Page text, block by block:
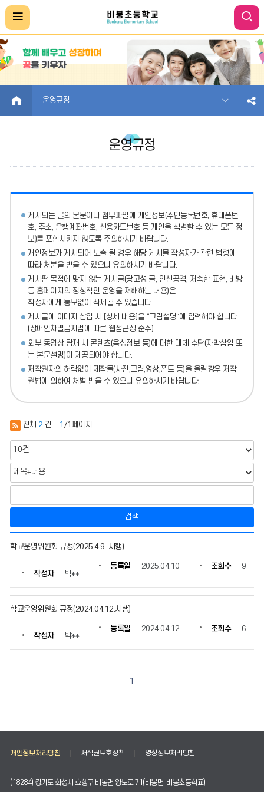
HOME 운영규정
운영규정
게시되는 글의 본문이나 첨부파일에
개인정보(주민등록번호, 휴대폰번
호, 주소, 은행계좌번호, 신용카드번호 등 개인을 식별할 수 있는 모든 정
보)를 포함시키지 않도록 주의하시기 바랍니다.
개인정보가 게시되어 노출 될 경우 해당 게시물 작성자가 관련 법령에
따라 처분을 받을 수 있으니 유의하시기 바랍니다.
게시판 목적에 맞지 않는 게시글(광고성 글, 인신공격, 저속한 표현, 비방
등 홈페이지의 정상적인 운영을 저해하는 내용)은
작성자에게 통보없이 삭제될 수 있습니다.
게시글에 이미지 삽입 시 [상세 내용]을 “그림설명”에 입력해야 합니다.
(장애인차별금지법에 따른 웹접근성 준수)
외부 동영상 탑재 시 콘텐츠(음성정보 등)에 대한 대체 수단(자막삽입 또
는 본문설명)이 제공되어야 합니다.
저작권자의 허락없이 제작물(사진,그림,영상,폰트 등)을 올릴경우 저작
권법에 의하여 처벌 받을 수 있으니 유의하시기 바랍니다.
전체 2 건 1 /1페이지
검색
영
의
게
시
제
조
정
학교운영위원회 규정(2025.4.9. 시행)
작성자 박**
등록일 2025.04.10 조회수 9
학교운영위원회 규정(2024.04.12.시행)
작성자 박**
등록일 2024.04.12 조회수 6
1
개인정보처리방침 저작권보호정책 영상정보처리방침
(18284) 경기도 화성시 효행구 비봉면 양노로 71(비봉면. 비봉초등학교)